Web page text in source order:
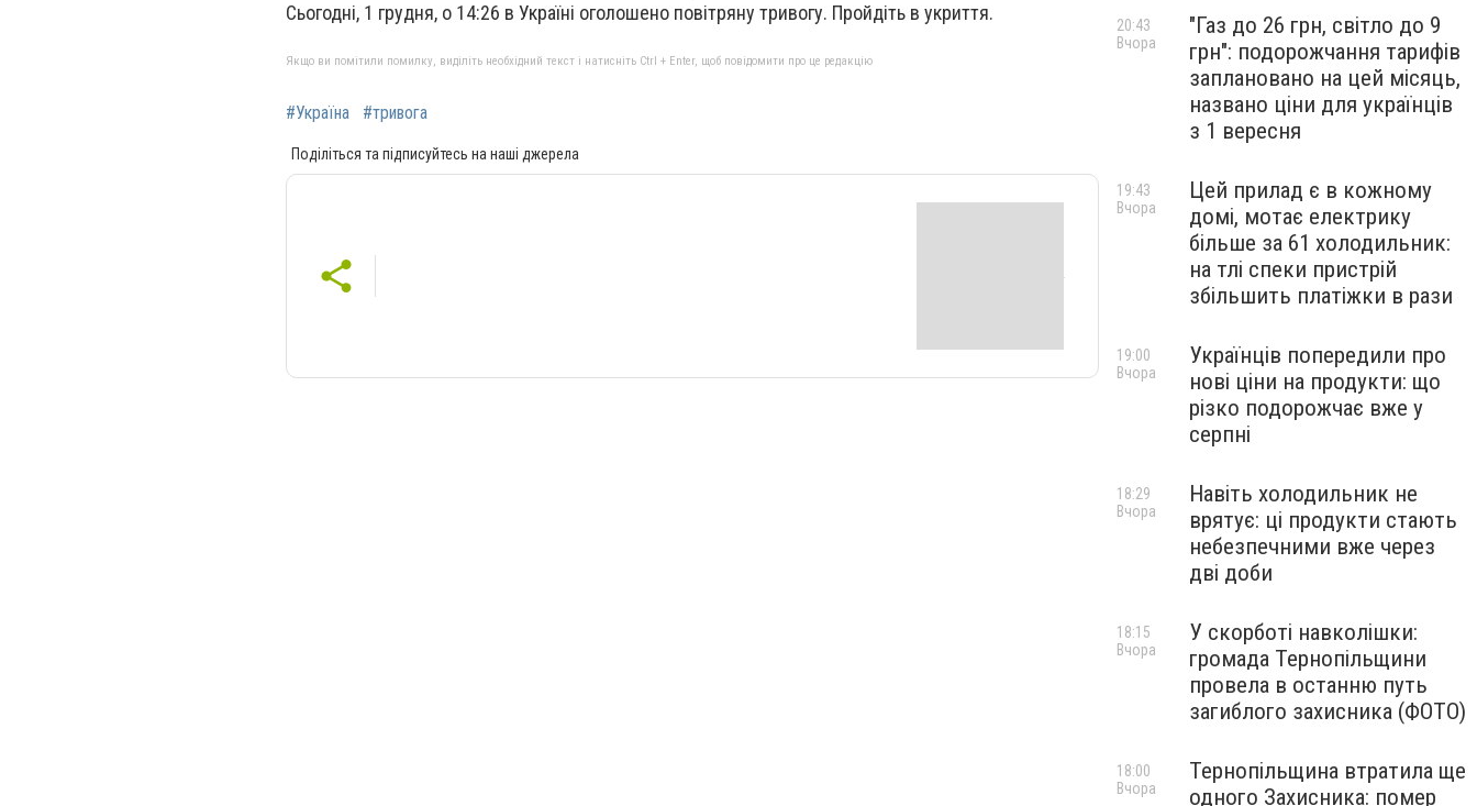
Сьогодні, 1 грудня, о 14:26 в Україні оголошено повітряну тривогу. Пройдіть в укриття.
Якщо ви помітили помилку, виділіть необхідний текст і натисніть Ctrl + Enter, щоб повідомити про це редакцію
#Україна #тривога
Поділіться та підписуйтесь на наші джерела
"Газ до 26 грн, світло до 9
грн": подорожчання тарифів
заплановано на цей місяць,
названо ціни для українців
з 1 вересня
20:43
Вчора
Цей прилад є в кожному
домі, мотає електрику
більше за 61 холодильник:
на тлі спеки пристрій
збільшить платіжки в рази
19:43
Вчора
Українців попередили про
нові ціни на продукти: що
різко подорожчає вже у
серпні
19:00
Вчора
Навіть холодильник не
врятує: ці продукти стають
небезпечними вже через
дві доби
18:29
Вчора
У скорботі навколішки:
громада Тернопільщини
провела в останню путь
загиблого захисника (ФОТО)
18:15
Вчора
Тернопільщина втратила ще
одного Захисника: помер
18:00
Вчора